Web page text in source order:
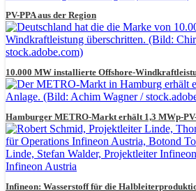
PV-PPA aus der Region
10.000 MW installierte Offshore-
Hamburger METRO-Markt erhält 1,3 MWp-
Infineon: Wasserstoff für die